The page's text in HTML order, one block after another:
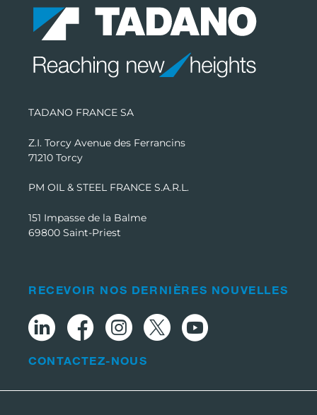
TADANO FRANCE SA
Z.I. Torcy Avenue des Ferrancins
71210 Torcy
PM OIL & STEEL FRANCE S.A.R.L.
151 Impasse de la Balme
69800 Saint-Priest
RECEVOIR NOS DERNIÈRES NOUVELLES
CONTACTEZ-NOUS